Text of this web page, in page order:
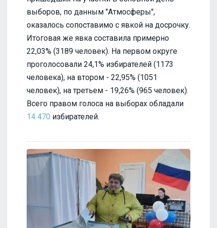
выборов, по данным "Атмосферы",
оказалось сопоставимо с явкой на досрочку.
Итоговая же явка составила примерно
22,03% (3189 человек). На первом округе
проголосовали 24,1% избирателей (1173
человека), на втором - 22,95% (1051
человек), на третьем - 19,26% (965 человек).
Всего правом голоса на выборах обладали
14 470 избирателей.